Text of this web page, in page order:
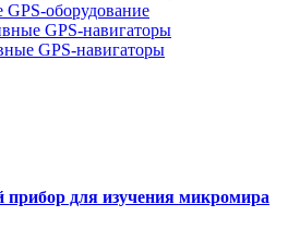
GPS-оборудование
GPS-навигаторы
GPS-навигаторы
для изучения микромира